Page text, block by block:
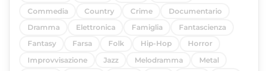
Commedia
Country Crime
Documentario
Dramma
Elettronica Famiglia
Fantascienza
Fantasy
Farsa Folk Hip-Hop
Horror
Improvvisazione
Jazz Melodramma
Metal